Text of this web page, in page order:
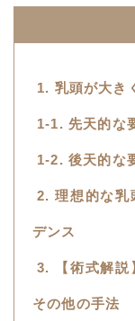
1. 乳頭が大き
1-1. 先天的な
1-2. 後天的な
2. 理想的な乳
デンス
3. 【術式解説
その他の手法